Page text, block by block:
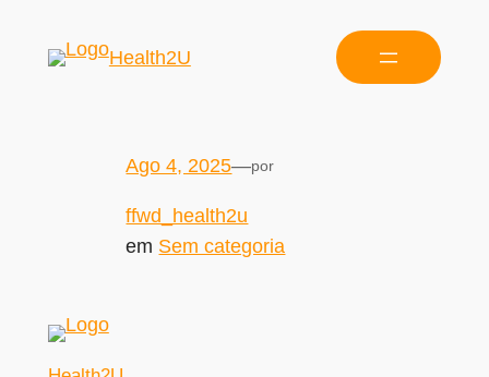
Health2U
Ago 4, 2025—por
ffwd_health2u
em Sem categoria